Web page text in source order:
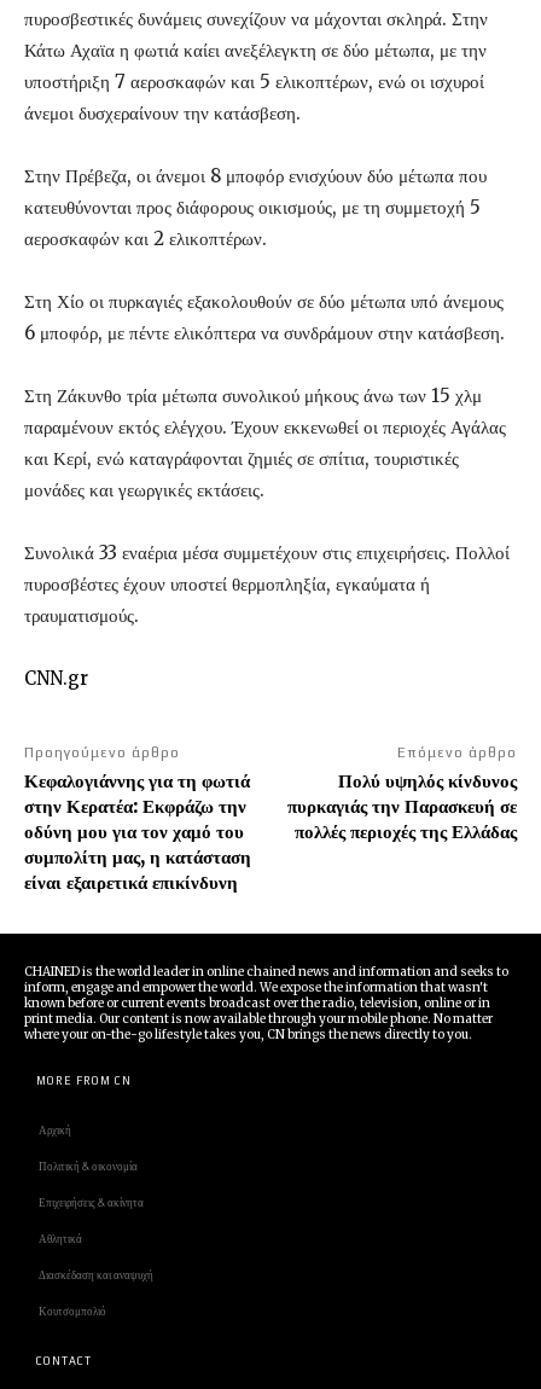
πυροσβεστικές δυνάμεις συνεχίζουν να μάχονται σκληρά. Στην
Κάτω Αχαϊα η φωτιά καίει ανεξέλεγκτη σε δύο μέτωπα, με την
υποστήριξη 7 αεροσκαφών και 5 ελικοπτέρων, ενώ οι ισχυροί
άνεμοι δυσχεραίνουν την κατάσβεση.
Στην Πρέβεζα, οι άνεμοι 8 μποφόρ ενισχύουν δύο μέτωπα που
κατευθύνονται προς διάφορους οικισμούς, με τη συμμετοχή 5
αεροσκαφών και 2 ελικοπτέρων.
Στη Χίο οι πυρκαγιές εξακολουθούν σε δύο μέτωπα υπό άνεμους
6 μποφόρ, με πέντε ελικόπτερα να συνδράμουν στην κατάσβεση.
Στη Ζάκυνθο τρία μέτωπα συνολικού μήκους άνω των 15 χλμ
παραμένουν εκτός ελέγχου. Έχουν εκκενωθεί οι περιοχές Αγάλας
και Κερί, ενώ καταγράφονται ζημιές σε σπίτια, τουριστικές
μονάδες και γεωργικές εκτάσεις.
Συνολικά 33 εναέρια μέσα συμμετέχουν στις επιχειρήσεις. Πολλοί
πυροσβέστες έχουν υποστεί θερμοπληξία, εγκαύματα ή
τραυματισμούς.
CNN.gr
Προηγούμενο άρθρο
Κεφαλογιάννης για τη φωτιά
στην Κερατέα: Εκφράζω την
οδύνη μου για τον χαμό του
συμπολίτη μας, η κατάσταση
είναι εξαιρετικά επικίνδυνη
Επόμενο άρθρο
Πολύ υψηλός κίνδυνος
πυρκαγιάς την Παρασκευή σε
πολλές περιοχές της Ελλάδας
CHAINED is the world leader in online chained news and information and seeks to
inform, engage and empower the world. We expose the information that wasn't
known before or current events broadcast over the radio, television, online or in
print media. Our content is now available through your mobile phone. No matter
where your on-the-go lifestyle takes you, CN brings the news directly to you.
MORE FROM CN
Αρχική
Πολιτική & οικονομία
Επιχειρήσεις & ακίνητα
Αθλητικά
Διασκέδαση και αναψυχή
Κουτσομπολιό
CONTACT